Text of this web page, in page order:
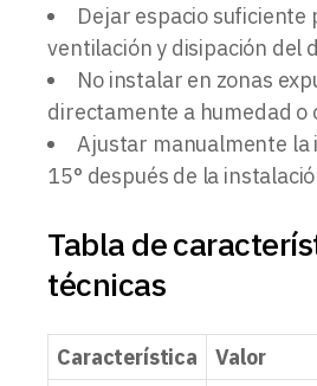
Dejar espacio suficiente
ventilación y disipación del
No instalar en zonas
directamente a humedad o
Ajustar manualmente la
15° después de la
Tabla de
técnicas
Característica
Valor